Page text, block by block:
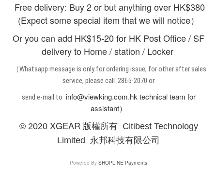
Free delivery: Buy 2 or but anything over HK$380
(Expect some special item that we will notice）
Or you can add HK$15-20 for HK Post Office / SF
delivery to Home / station / Locker
（Whatsapp message is only for ordering issue, for other after sales
service, please call 2865-2070 or
send e-mail to info@viewking.com.hk technical team for
assistant）
© 2020 XGEAR 版權所有 Citibest Technology
Limited 永邦科技有限公司
Powered By SHOPLINE Payments